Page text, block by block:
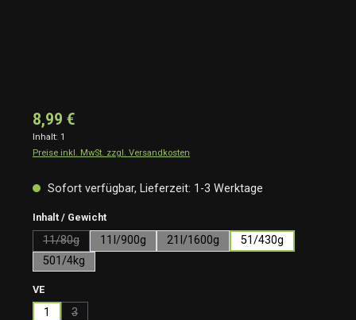
8,99 €
Inhalt: 1
Preise inkl. MwSt. zzgl. Versandkosten
Sofort verfügbar, Lieferzeit: 1-3 Werktage
Inhalt / Gewichtauswählen
11/80g(Diese Option ist zurzeit nicht verfügbar.)
11I/900g 21I/1600g
51/430g
501/4kg
VEauswählen
1 3